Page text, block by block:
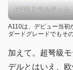
A110 R ウルティム
A110は、デビュー当初
ダードグレードでもそ
加えて。超弩級
デルとはいえ、